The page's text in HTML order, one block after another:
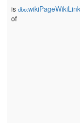
is dbo:wikiPageWikiLink
of